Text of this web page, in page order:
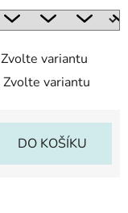
Zvolte variantu
Zvolte variantu
DO KOŠÍKU